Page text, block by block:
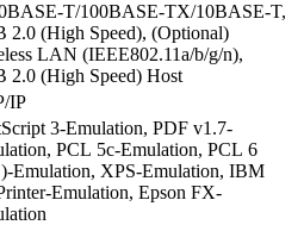
T/100BASE-TX/10BASE-T,
2.0 (High Speed), (Optional)
LAN (IEEE802.11a/b/g/n),
2.0 (High Speed) Host
IP
3-Emulation, PDF v1.7-
PCL 5c-Emulation, PCL 6
Emulation, XPS-Emulation, IBM
Emulation, Epson FX-